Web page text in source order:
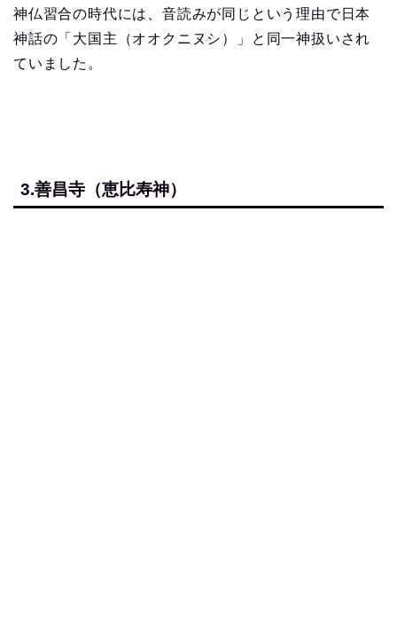
神仏習合の時代には、音読みが同じという理由で日本
神話の「大国主（オオクニヌシ）」と同一神扱いされ
ていました。
3.善昌寺（恵比寿神）